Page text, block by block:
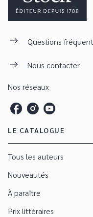
Questions
Nous contacter
Nos réseaux
LE CATALOGUE
Tous les auteurs
Nouveautés
À paraître
Prix littéraires